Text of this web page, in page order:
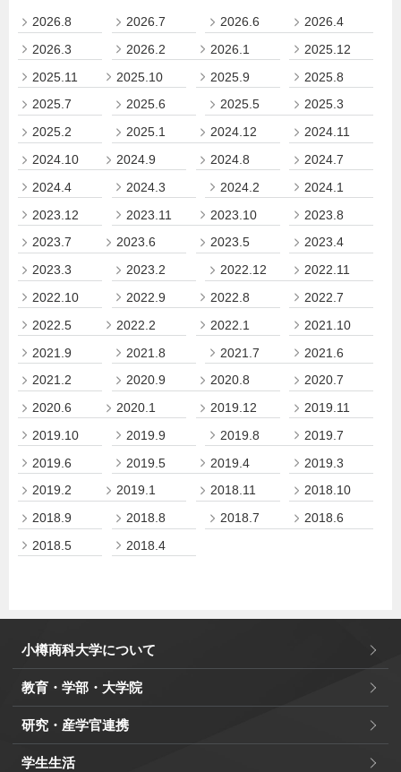
2026.8 2026.7 2026.6
2026.4
2026.3
2026.2 2026.1
2025.12
2025.11
2025.10 2025.9
2025.8
2025.7
2025.6 2025.5
2025.3
2025.2
2025.1 2024.12
2024.11
2024.10
2024.9 2024.8
2024.7
2024.4
2024.3 2024.2
2024.1
2023.12
2023.11 2023.10
2023.8
2023.7
2023.6 2023.5
2023.4
2023.3
2023.2 2022.12
2022.11
2022.10
2022.9 2022.8
2022.7
2022.5
2022.2 2022.1
2021.10
2021.9
2021.8 2021.7
2021.6
2021.2
2020.9 2020.8
2020.7
2020.6
2020.1 2019.12
2019.11
2019.10
2019.9 2019.8
2019.7
2019.6
2019.5 2019.4
2019.3
2019.2
2019.1 2018.11
2018.10
2018.9
2018.8 2018.7
2018.6
2018.5
2018.4
小樽商科大学について
教育・学部・大学院
研究・産学官連携
学生生活